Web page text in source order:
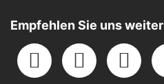
Empfehlen Sie uns weiter